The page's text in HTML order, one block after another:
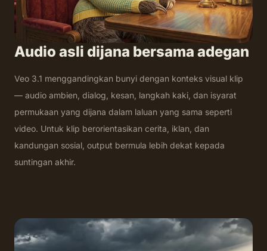
Audio asli dijana bersama adegan
Veo 3.1 menggandingkan bunyi dengan konteks visual klip
— audio ambien, dialog, kesan, langkah kaki, dan isyarat
permukaan yang dijana dalam laluan yang sama seperti
video. Untuk klip berorientasikan cerita, iklan, dan
kandungan sosial, output bermula lebih dekat kepada
suntingan akhir.